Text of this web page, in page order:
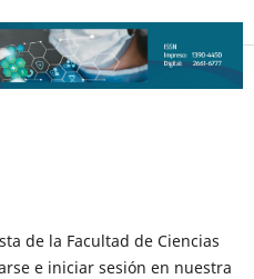
de la Facultad de Ciencias
e iniciar sesión en nuestra